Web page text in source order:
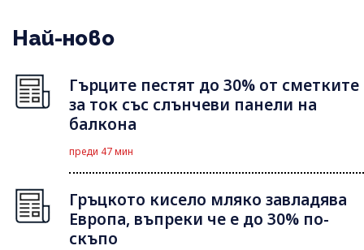
Най-ново
Гърците пестят до 30% от сметките
за ток със слънчеви панели на
балкона
преди 47 мин
Гръцкото кисело мляко завладява
Европа, въпреки че е до 30% по-
скъпо